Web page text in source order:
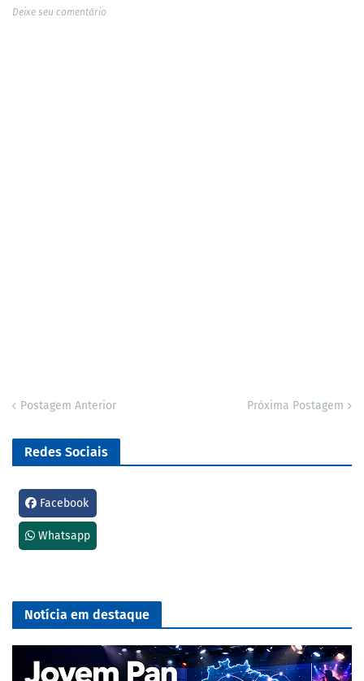
Deixe seu comentário
Postagem Anterior Próxima Postagem
Redes Sociais
Facebook
Whatsapp
Notícia em destaque